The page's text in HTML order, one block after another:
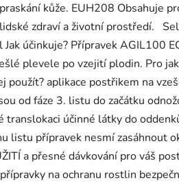
kůže. EUH208 Obsahuje
zdraví a životní prostředí.
účinkuje? Přípravek AGIL100
plevele po vzejití plodin. Pro
použít? aplikace postřikem na
od fáze 3. listu do začátku
účinné látky do
listu přípravek nesmí
a přesné dávkování pro váš
na ochranu rostlin